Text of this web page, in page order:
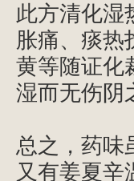
此方清化湿
胀痛、痰热
黄等随证化
湿而无伤阴
总之，药味
又有姜夏辛